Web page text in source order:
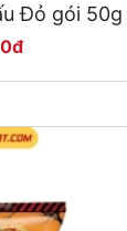
Đỏ gói 50g